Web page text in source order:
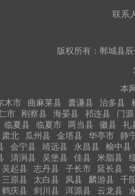
联系
版权所有：郸城县
本
木市 曲麻莱县 囊谦县 治多县
市 刚察县 海晏县 祁连县 门源
临夏县 临夏市 两当县 徽县 礼
肃北 瓜州县 金塔县 华亭市 静
会宁县 靖远县 永昌县 榆中县
清涧县 吴堡县 佳县 米脂县
吴起县 志丹县 子长市 延长县
三原县 太白县 凤县 麟游县 千
鹤庆县 剑川县 洱源县 云龙县